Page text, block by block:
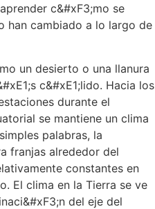
c&#xF3;mo se
han cambiado a lo largo de
un desierto o una llanura
c&#xE1;lido. Hacia los
durante el
se mantiene un clima
palabras, la
franjas alrededor del
constantes en
El clima en la Tierra se ve
del eje del